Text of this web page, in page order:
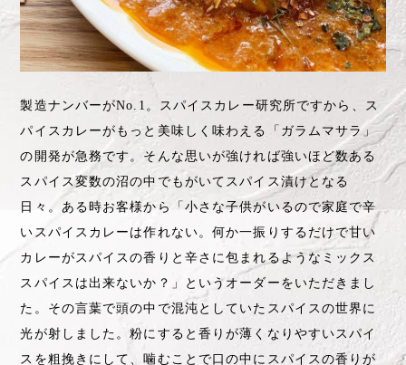
日々。ある時お客様から「小さな子供がいるので家庭で辛
いスパイスカレーは作れない。何か一振りするだけで甘い
カレーがスパイスの香りと辛さに包まれるようなミックス
スパイスは出来ないか？」というオーダーをいただきまし
た。その言葉で頭の中で混沌としていたスパイスの世界に
光が射しました。粉にすると香りが薄くなりやすいスパイ
スを粗挽きにして、噛むことで口の中にスパイスの香りが
出やすくし、華やかな香りのカルダモンを多めに配合しま
した。これをご自宅のカレーに振りかけるだけで、手軽に
スパイスカレーの香りや味わいを楽しめます。ただ、スパ
イスの世界は奥深いので、あくまでその世界の入口までの
先導役です。そこから先が本当の楽しい世界。私達と一緒
にその世界を楽しみましょう。
この粗挽ガラムマサラはとにかく香りが良いです。飛騨産